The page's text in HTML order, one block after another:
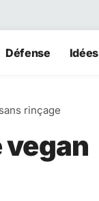
Défense Idées
rinçage
vegan